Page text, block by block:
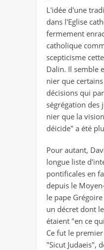
L'idée d'une
dans l'Eglise
fermement
catholique
scepticisme
Dalin. Il semble
nier que
décisions qui
ségrégation des
nier que la
déicide" a été
Pour autant,
longue liste
pontificales en
depuis le
le pape
un décret dont
étaient "en ce
Ce fut le
"Sicut Judaeis",